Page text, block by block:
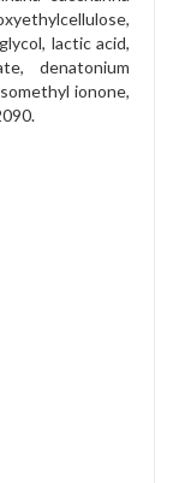
lactic acid,
denatonium
ionone,